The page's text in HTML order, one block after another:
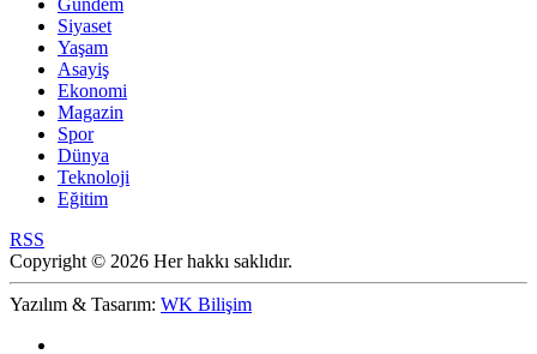
Gündem
Siyaset
Yaşam
Asayiş
Ekonomi
Magazin
Spor
Dünya
Teknoloji
Eğitim
RSS
Copyright © 2026 Her hakkı saklıdır.
Yazılım & Tasarım: WK Bilişim